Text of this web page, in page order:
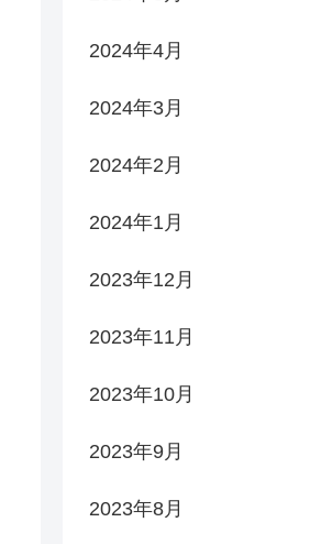
2024年4月
2024年3月
2024年2月
2024年1月
2023年12月
2023年11月
2023年10月
2023年9月
2023年8月